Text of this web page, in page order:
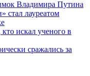
Владимира Путина
стал лауреатом
искал ученого в
сражались за